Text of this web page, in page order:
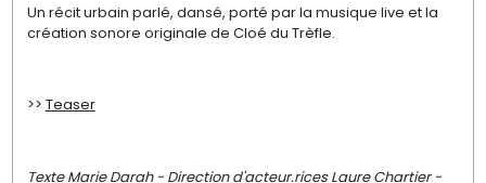
Un récit urbain parlé, dansé, porté par la musique live et la
création sonore originale de Cloé du Trèfle.
>> Teaser
Texte Marie Darah - Direction d'acteur.rices Laure Chartier -